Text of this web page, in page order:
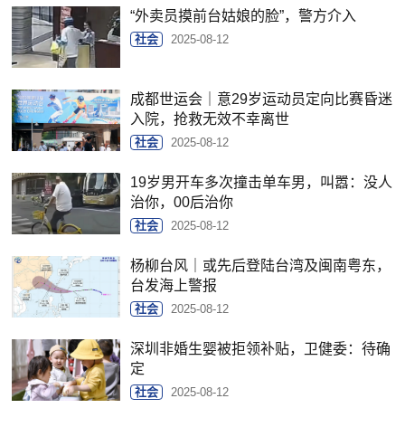
“外卖员摸前台姑娘的脸”，警方介入
社会 2025-08-12
成都世运会｜意29岁运动员定向比赛昏迷
入院，抢救无效不幸离世
社会 2025-08-12
19岁男开车多次撞击单车男，叫嚣：没人
治你，00后治你
社会 2025-08-12
杨柳台风｜或先后登陆台湾及闽南粤东，
台发海上警报
社会 2025-08-12
深圳非婚生婴被拒领补贴，卫健委：待确
定
社会 2025-08-12